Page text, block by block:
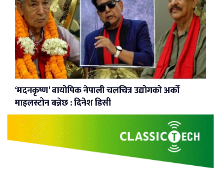
‘मदनकृष्ण’ बायोपिक नेपाली चलचित्र उद्योगको अर्को
माइलस्टोन बन्नेछ : दिनेश डिसी